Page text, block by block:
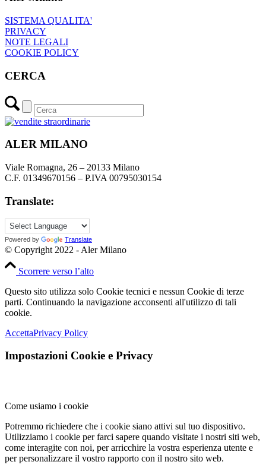
SISTEMA QUALITA'
PRIVACY
NOTE LEGALI
COOKIE POLICY
CERCA
ALER MILANO
Viale Romagna, 26 – 20133 Milano
C.F. 01349670156 – P.IVA 00795030154
Translate:
Powered by Translate
© Copyright 2022 - Aler Milano
Scorrere verso l’alto
Questo sito utilizza solo Cookie tecnici e nessun Cookie di terze
parti. Continuando la navigazione acconsenti all'utilizzo di tali
cookie.
AccettaPrivacy Policy
Impostazioni Cookie e Privacy
Come usiamo i cookie
Potremmo richiedere che i cookie siano attivi sul tuo dispositivo.
Utilizziamo i cookie per farci sapere quando visitate i nostri siti web,
come interagite con noi, per arricchire la vostra esperienza utente e
per personalizzare il vostro rapporto con il nostro sito web.